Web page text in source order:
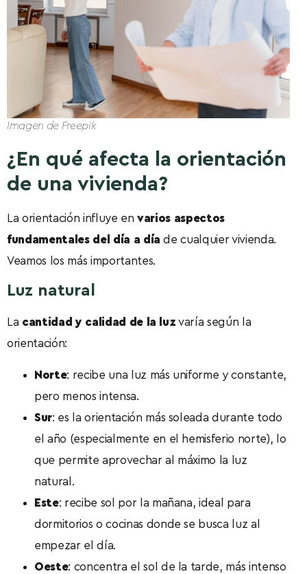
Imagen de Freepik
¿En qué afecta la orientación
de una vivienda?
La orientación influye envarios aspectos
fundamentales del día a día de cualquier vivienda.
Veamos los más importantes.
Luz natural
La cantidad y calidad de la luz varía según la
orientación:
Norte: recibe una luz más uniforme y constante,
pero menos intensa.
Sur: es la orientación más soleada durante todo
el año (especialmente en el hemisferio norte), lo
que permite aprovechar al máximo la luz
natural.
Este: recibe sol por la mañana, ideal para
dormitorios o cocinas donde se busca luz al
empezar el día.
Oeste: concentra el sol de la tarde, más intenso